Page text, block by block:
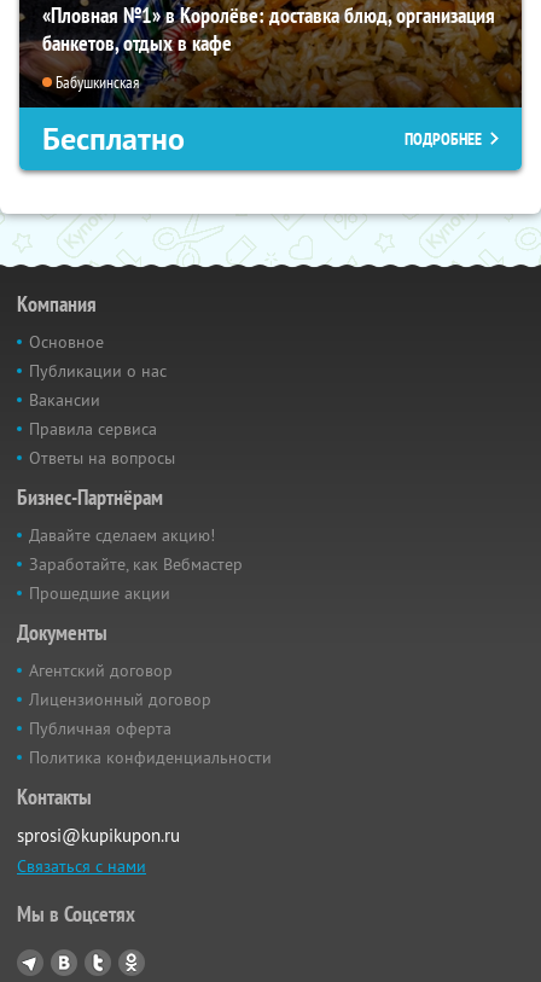
«Пловная №1» в Королёве: доставка блюд, организация
банкетов, отдых в кафе
Бабушкинская
Бесплатно ПОДРОБНЕЕ
Компания
Основное
Публикации о нас
Вакансии
Правила сервиса
Ответы на вопросы
Бизнес-Партнёрам
Давайте сделаем акцию!
Заработайте, как Вебмастер
Прошедшие акции
Документы
Агентский договор
Лицензионный договор
Публичная оферта
Политика конфиденциальности
Контакты
sprosi@kupikupon.ru
Связаться с нами
Мы в Соцсетях